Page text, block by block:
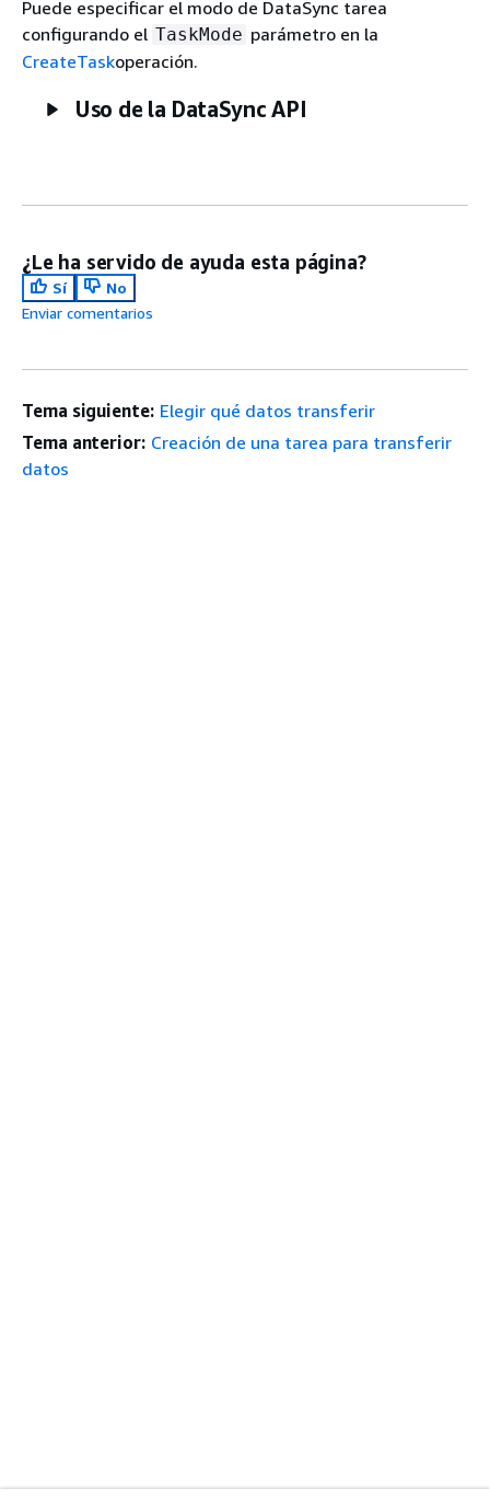
Puede especificar el modo de DataSync tarea
configurando el TaskMode parámetro en la
CreateTaskoperación.
Uso de la DataSync API
¿Le ha servido de ayuda esta página?
Sí
No
Enviar comentarios
Tema siguiente: Elegir qué datos transferir
Tema anterior: Creación de una tarea para transferir
datos